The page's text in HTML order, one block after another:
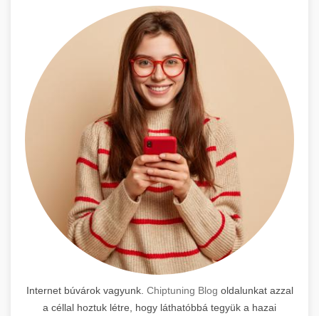
Internet búvárok vagyunk. Chiptuning Blog oldalunkat azzal
a céllal hoztuk létre, hogy láthatóbbá tegyük a hazai